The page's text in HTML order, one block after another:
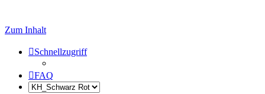
Zum Inhalt
Schnellzugriff
FAQ